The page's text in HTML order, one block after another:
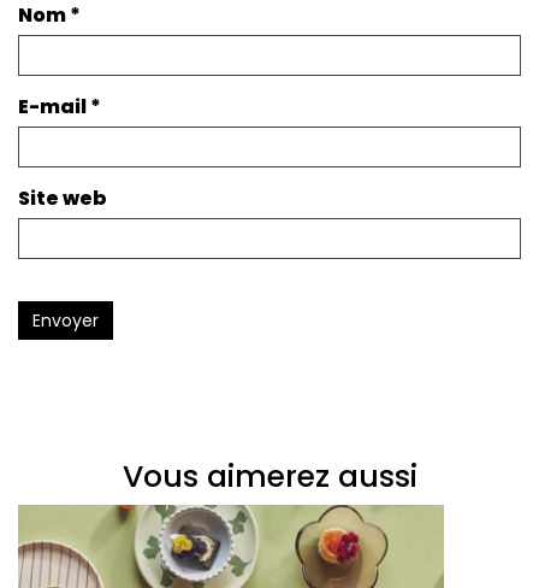
Nom*
E-mail*
Site web
Envoyer
Vous aimerez aussi